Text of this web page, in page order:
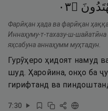
۝٣٠
Фарӣқан ҳада ва фарӣқан
Иннаҳуму-т-тахазу-ш-
яҳсабуна аннаҳумм муҳтадун.
Гурӯҳеро ҳидоят намуд
шуд. Ҳаройина, онҳо ба
гирифтанд ва
7:30